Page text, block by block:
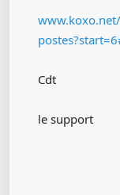
Cdt
le support